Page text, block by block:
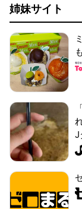
姉妹サイト
J